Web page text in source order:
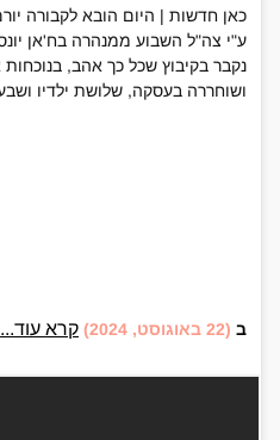
כאן חדשות | היום הובא לקבורה
ע"י צה"ל השבוע ממנהרה בח'אן
נקבר בקיבוץ שכל כך אהב,
ושוחררה בעסקה, שלושת ילדיו
ב (22 באוגוסט, 2024) קרא עוד...